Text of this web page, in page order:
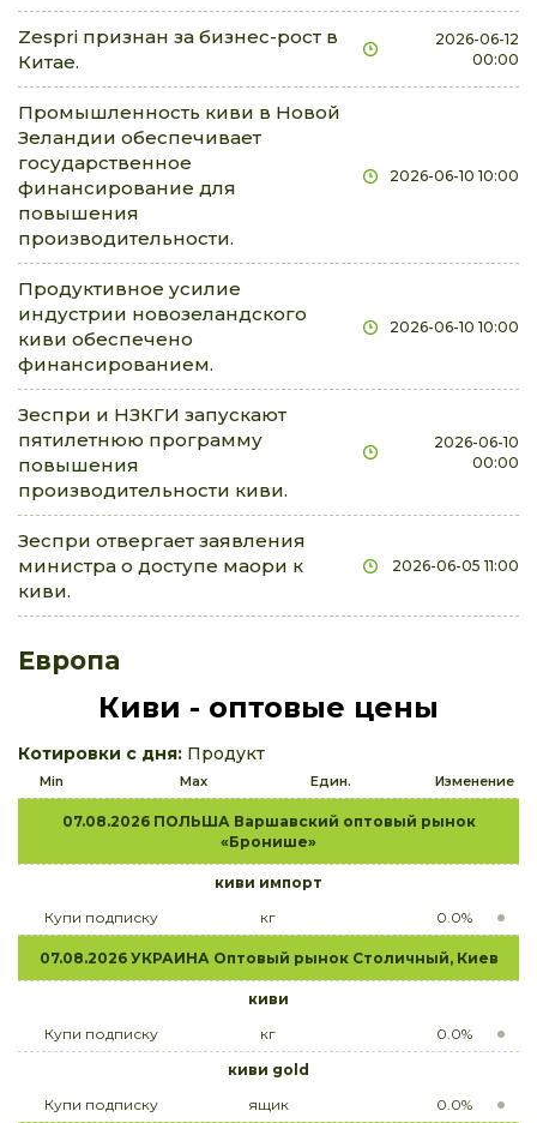
Zespri признан за бизнес-рост в
Китае.
2026-06-12
00:00
Промышленность киви в Новой
Зеландии обеспечивает
государственное
финансирование для
повышения
производительности.
2026-06-10 10:00
Продуктивное усилие
индустрии новозеландского
киви обеспечено
финансированием.
2026-06-10 10:00
Зеспри и НЗКГИ запускают
пятилетнюю программу
повышения
производительности киви.
2026-06-10
00:00
Зеспри отвергает заявления
министра о доступе маори к
киви.
2026-06-05 11:00
Европа
Киви - оптовые цены
Котировки с дня: Продукт
Min Max Един. Изменение
07.08.2026 ПОЛЬША Варшавский оптовый рынок
«Бронише»
киви импорт
Купи подписку
кг 0.0%
07.08.2026 УКРАИНА Оптовый рынок Столичный, Киев
киви
Купи подписку
кг
0.0%
киви gold
Купи подписку
ящик 0.0%